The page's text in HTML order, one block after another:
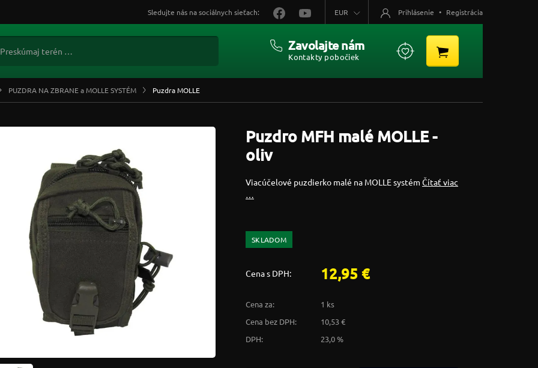
PUZDRA NA ZBRANE a MOLLE SYSTÉM Puzdra MOLLE
Puzdro MFH malé MOLLE -
oliv
Viacúčelové puzdierko malé na MOLLE systém Čítať viac
…
SKLADOM
Cena s DPH: 12,95 €
Cena za:
1 ks
Cena bez DPH:
10,53 €
DPH:
23,0 %
Sledujte nás na sociálnych sieťach: EUR Prihlásenie • Registrácia
Zavolajte nám
Kontakty pobočiek